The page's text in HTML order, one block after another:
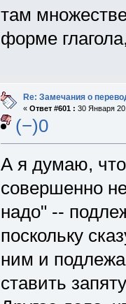
там
форме
Re: Замечания о
« Ответ #601 : 30 Января
(−)0
А я думаю,
совершенно
надо" --
поскольку
ним и
ставить